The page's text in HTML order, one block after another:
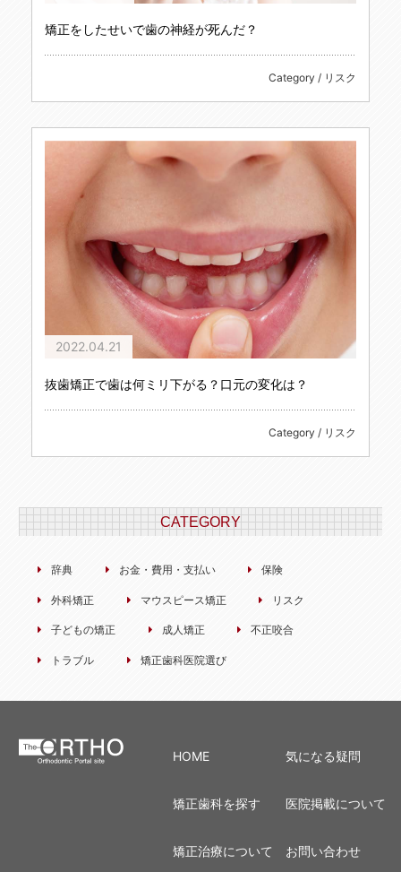
矯正をしたせいで歯の神経が死んだ？
Category / リスク
2022.04.21
抜歯矯正で歯は何ミリ下がる？口元の変化は？
Category / リスク
CATEGORY
辞典 お金・費用・支払い 保険
外科矯正 マウスピース矯正 リスク
子どもの矯正 成人矯正 不正咬合
トラブル 矯正歯科医院選び
HOME
矯正歯科を探す
矯正治療について
気になる疑問
医院掲載について
お問い合わせ